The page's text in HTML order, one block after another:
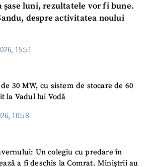
luni, rezultatele vor fi bune.
despre activitatea noului
15:51
30 MW, cu sistem de stocare de 60
la Vadul lui Vodă
10:58
Un colegiu cu predare în
a fi deschis la Comrat. Miniștrii au